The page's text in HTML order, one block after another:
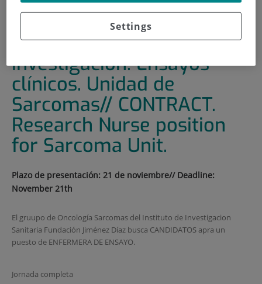
UNIT.
CONTRATO. Enfermera de
investigación. Ensayos
clínicos. Unidad de
Sarcomas// CONTRACT.
Research Nurse position
for Sarcoma Unit.
Plazo de presentación: 21 de noviembre// Deadline:
November 21th
El gruupo de Oncología Sarcomas del Instituto de Investigacion
Sanitaria Fundación Jiménez Díaz busca CANDIDATOS apra un
puesto de ENFERMERA DE ENSAYO.
Jornada completa
Settings